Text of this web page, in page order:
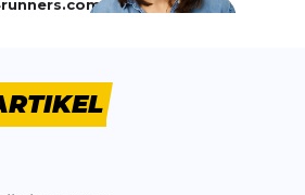
gut für Wanderungen und
astrid 11.08.25